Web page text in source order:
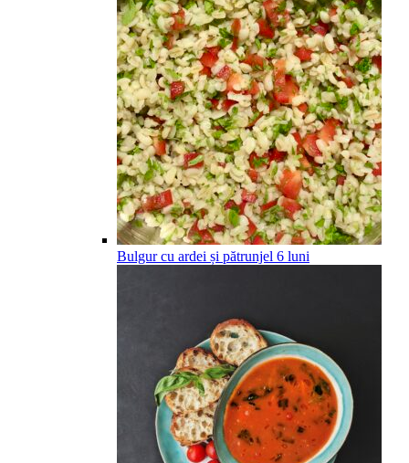
Bulgur cu ardei și pătrunjel 6 luni